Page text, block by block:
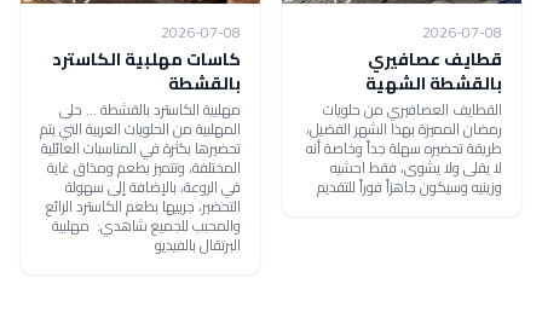
2026-07-08
قطايف عصافيري
بالقشطة الشهية
القطايف العصافيري من حلويات
رمضان المميزة بهذا الشهر الفضيل،
طريقة تحضيره سهلة جداً وخاصة أنه
لا يقلى ولا يشوى، فقط احشيه
وزينيه وسيكون جاهزاً فوراً للتقديم
2026-07-08
كاسات مهلبية الكاسترد
بالقشطة
مهلبية الكاسترد بالقشطة ... حلى
المهلبية من الحلويات العربية التي يتم
تحضيرها بكثرة في المناسبات العائلية
المختلفة، وتتميز بطعم ومذاق غاية
في الروعة، بالإضافة إلى سهولة
التحضير، جربيها بطعم الكاسترد الرائع
والمحبب للجميع شاهدي: مهلبية
البرتقال بالفيديو